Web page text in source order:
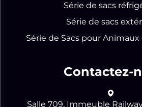
Série de sacs
Série de sacs
Série de Sacs pour
Contactez-
Salle 709, Immeuble